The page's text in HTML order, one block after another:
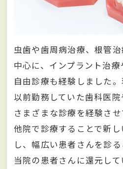
虫歯や歯周病治療、根管
中心に、インプラント治
自由診療も経験しました
以前勤務していた歯科医院
さまざまな診療を経験させ
他院で診療することで新
し、幅広い患者さんを診る
当院の患者さんに還元し